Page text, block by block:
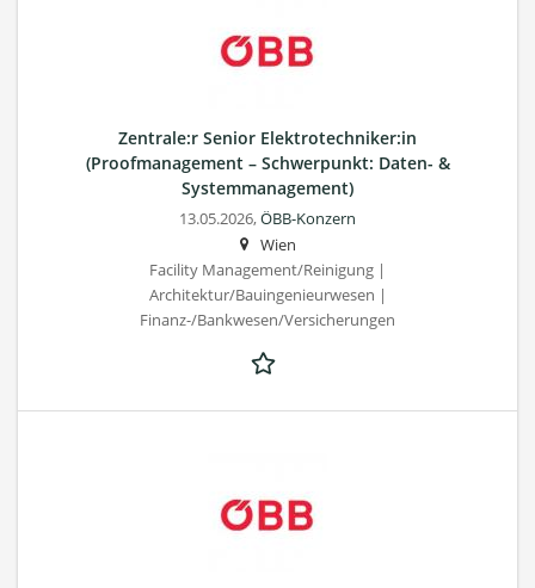
Zentrale:r Senior Elektrotechniker:in
(Proofmanagement – Schwerpunkt: Daten- &
Systemmanagement)
13.05.2026,ÖBB-Konzern
Wien
Facility Management/Reinigung |
Architektur/Bauingenieurwesen |
Finanz-/Bankwesen/Versicherungen